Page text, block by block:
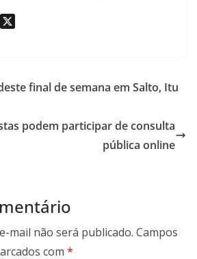
final de semana em Salto, Itu
podem participar de consulta
pública online
mail não será publicado. Campos
com *